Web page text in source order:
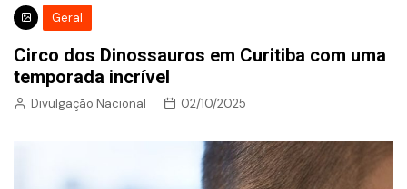
Geral
Circo dos Dinossauros em Curitiba com uma
temporada incrível
Divulgação Nacional 02/10/2025